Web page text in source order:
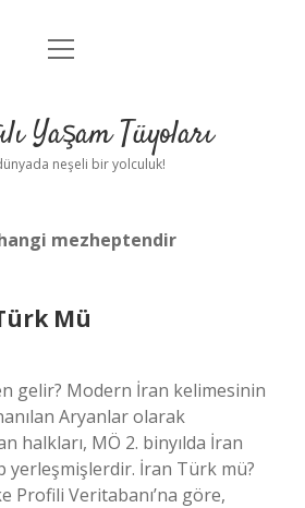
Anasayfa
Yasal Uyarı
menüyü
Yaşam Tüyoları
neşeli bir yolculuk!
mezheptendir
Mü
gelir? Modern İran kelimesinin
Aryanlar olarak
halkları, MÖ 2. binyılda İran
yerleşmişlerdir. İran Türk mü?
Profili Veritabanı’na göre,